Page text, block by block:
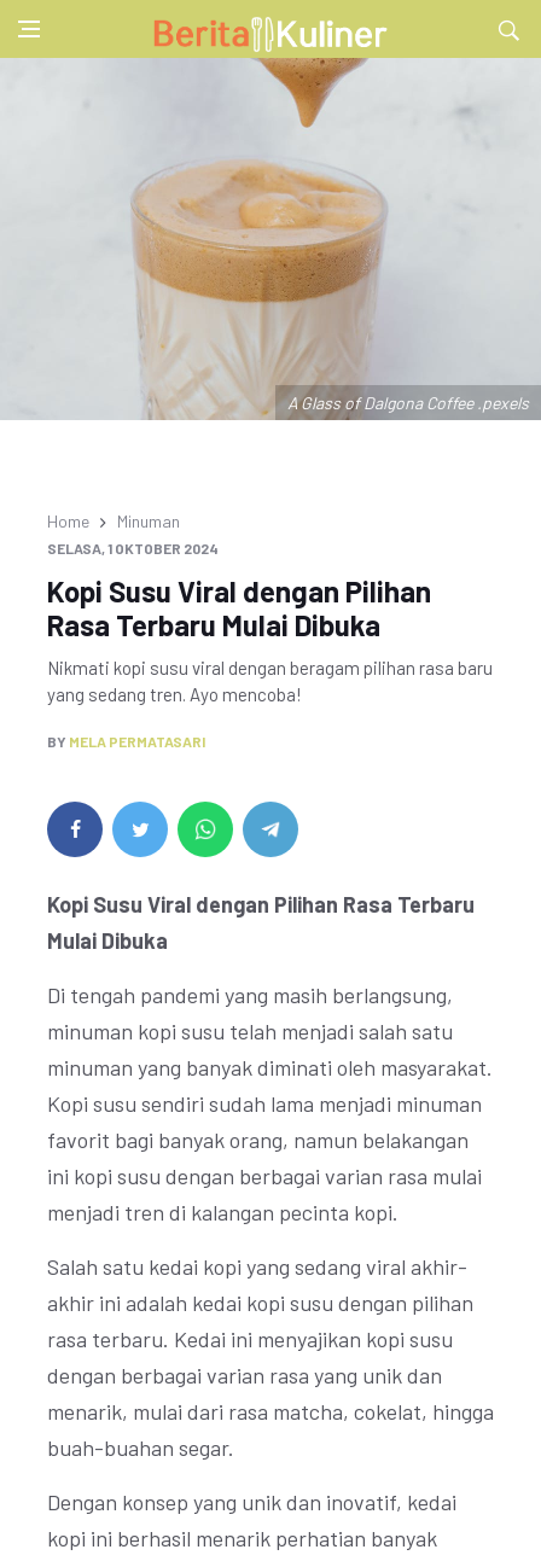
A Glass of Dalgona Coffee .pexels
Home Minuman
SELASA, 1 OKTOBER 2024
Kopi Susu Viral dengan Pilihan
Rasa Terbaru Mulai Dibuka
Nikmati kopi susu viral dengan beragam pilihan rasa baru
yang sedang tren. Ayo mencoba!
BY MELA PERMATASARI
Kopi Susu Viral dengan Pilihan Rasa Terbaru
Mulai Dibuka
Di tengah pandemi yang masih berlangsung,
minuman kopi susu telah menjadi salah satu
minuman yang banyak diminati oleh masyarakat.
Kopi susu sendiri sudah lama menjadi minuman
favorit bagi banyak orang, namun belakangan
ini kopi susu dengan berbagai varian rasa mulai
menjadi tren di kalangan pecinta kopi.
Salah satu kedai kopi yang sedang viral akhir-
akhir ini adalah kedai kopi susu dengan pilihan
rasa terbaru. Kedai ini menyajikan kopi susu
dengan berbagai varian rasa yang unik dan
menarik, mulai dari rasa matcha, cokelat, hingga
buah-buahan segar.
Dengan konsep yang unik dan inovatif, kedai
kopi ini berhasil menarik perhatian banyak